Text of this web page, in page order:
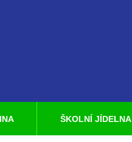
ŠKOLNÍ JÍDELNA